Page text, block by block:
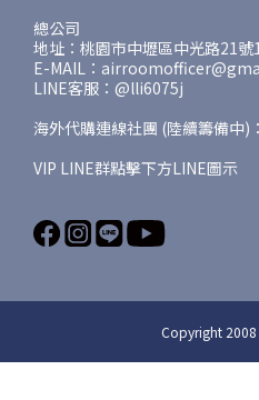
總公司
地址：桃園市中壢區中光路21
E-MAIL：
LINE客服：@lli6075j
海外代購連線社團 (陸續籌備中)：
VIP LINE群點擊下方LINE圖示
Copyright 2008